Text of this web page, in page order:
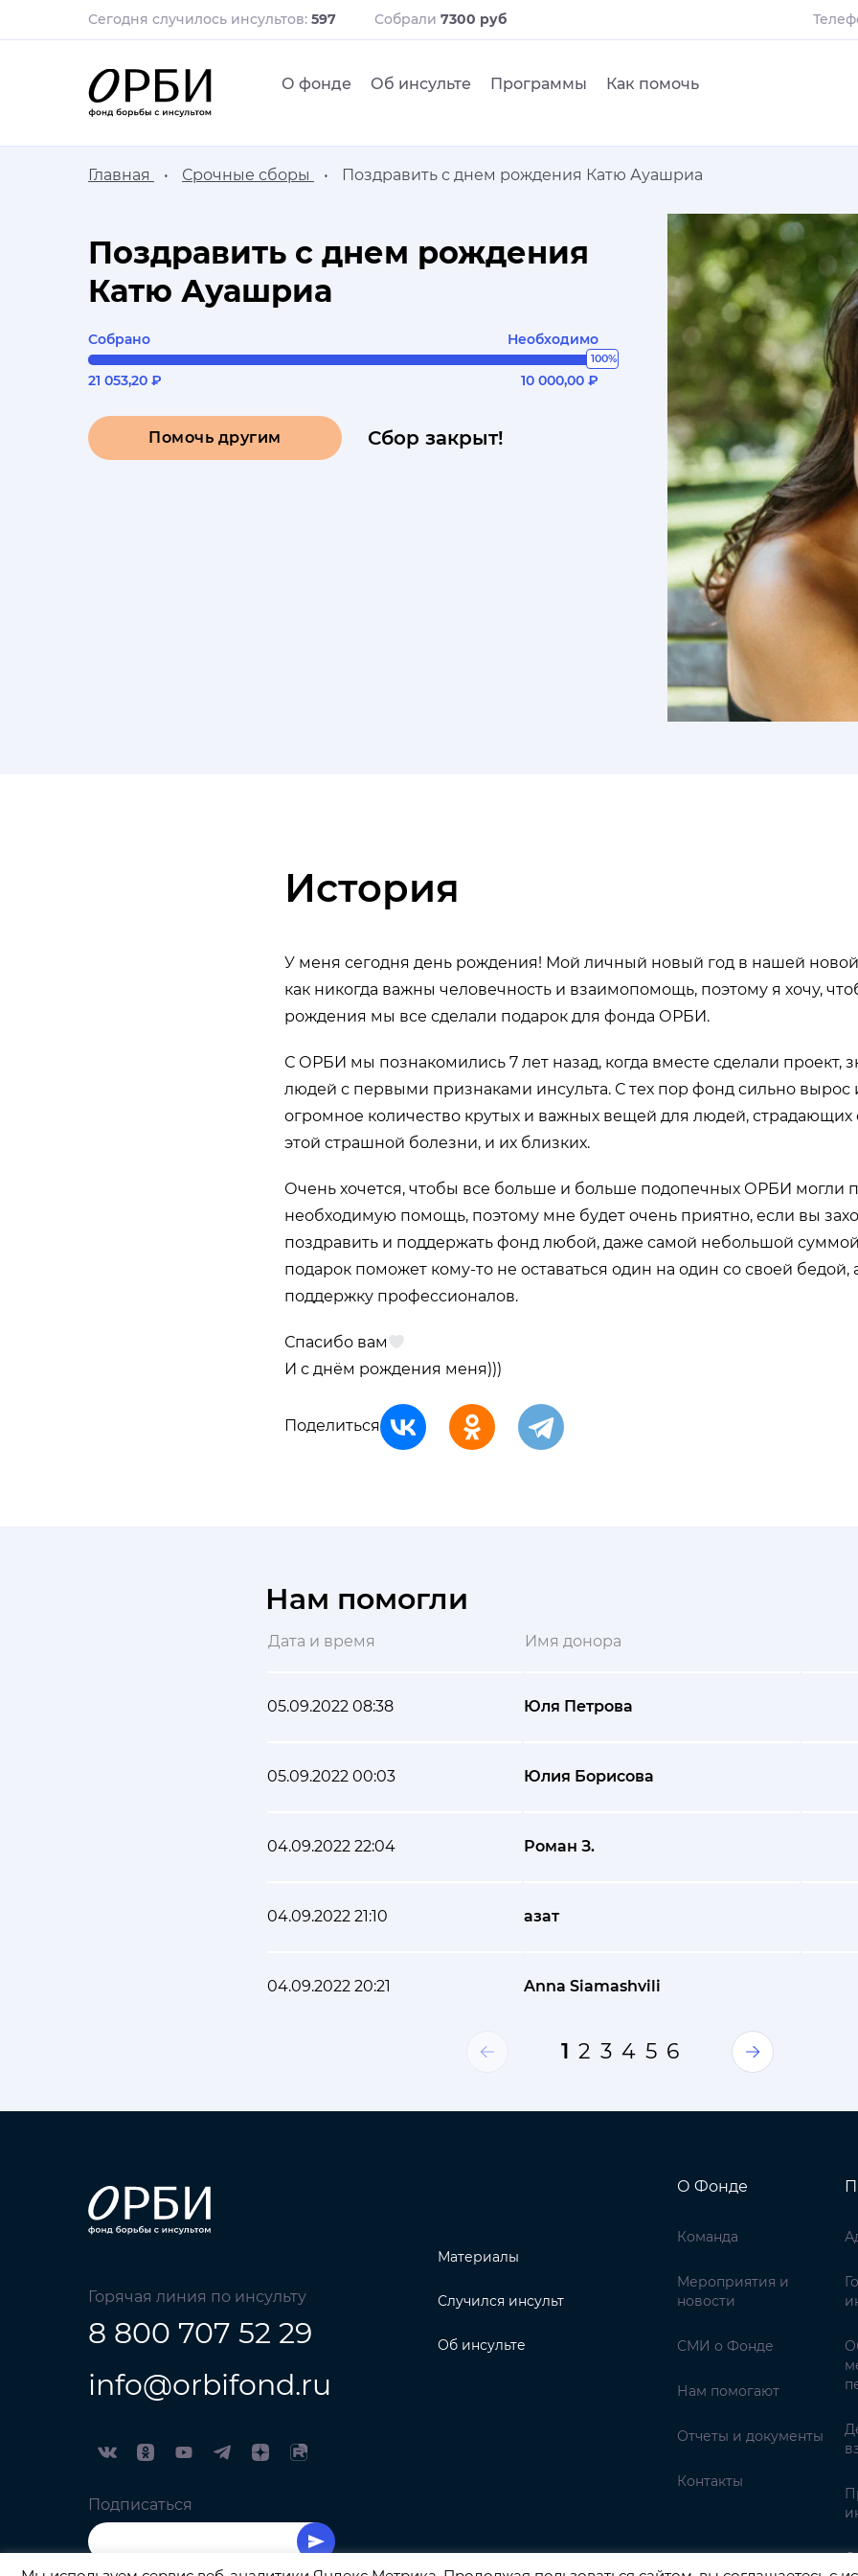
Сегодня случилось инсультов: 597 Собрали 7300 руб
О фонде Об инсульте Программы Как помочь
Главная Срочные сборы Поздравить с днем рождения Катю Ауашриа
Поздравить с днем рождения
Катю Ауашриа
Собрано Необходимо
100%
21 053,20 ₽ 10 000,00 ₽
Помочь другим Сбор закрыт!
История
У меня сегодня день рождения! Мой личный новый год в нашей
как никогда важны человечность и взаимопомощь, поэтому я хочу,
рождения мы все сделали подарок для фонда ОРБИ.
С ОРБИ мы познакомились 7 лет назад, когда вместе сделали проект,
людей с первыми признаками инсульта. С тех пор фонд сильно вырос
огромное количество крутых и важных вещей для людей, страдающих
этой страшной болезни, и их близких.
Очень хочется, чтобы все больше и больше подопечных ОРБИ могли
необходимую помощь, поэтому мне будет очень приятно, если вы
поздравить и поддержать фонд любой, даже самой небольшой
подарок поможет кому-то не оставаться один на один со своей бедой,
поддержку профессионалов.
Спасибо вам
И с днём рождения меня)))
Поделиться
Нам помогли
Дата и время Имя донора
05.09.2022 08:38 Юля Петрова
05.09.2022 00:03 Юлия Борисова
04.09.2022 22:04 Роман З.
04.09.2022 21:10 азат
04.09.2022 20:21 Anna Siamashvili
1 2 3 4 5 6
Горячая линия по инсульту
8 800 707 52 29
info@orbifond.ru
Подписаться
Материалы
Случился инсульт
Об инсульте
О Фонде
Команда
Мероприятия и
новости
СМИ о Фонде
Нам помогают
Отчеты и документы
Контакты